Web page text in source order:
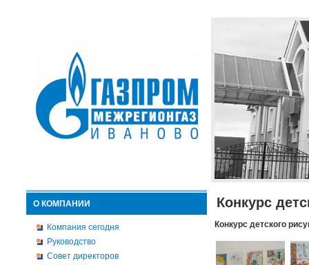
О КОМПАНИИ
Компания сегодня
Руководство
Совет директоров
Конкурс
Конкурс детского